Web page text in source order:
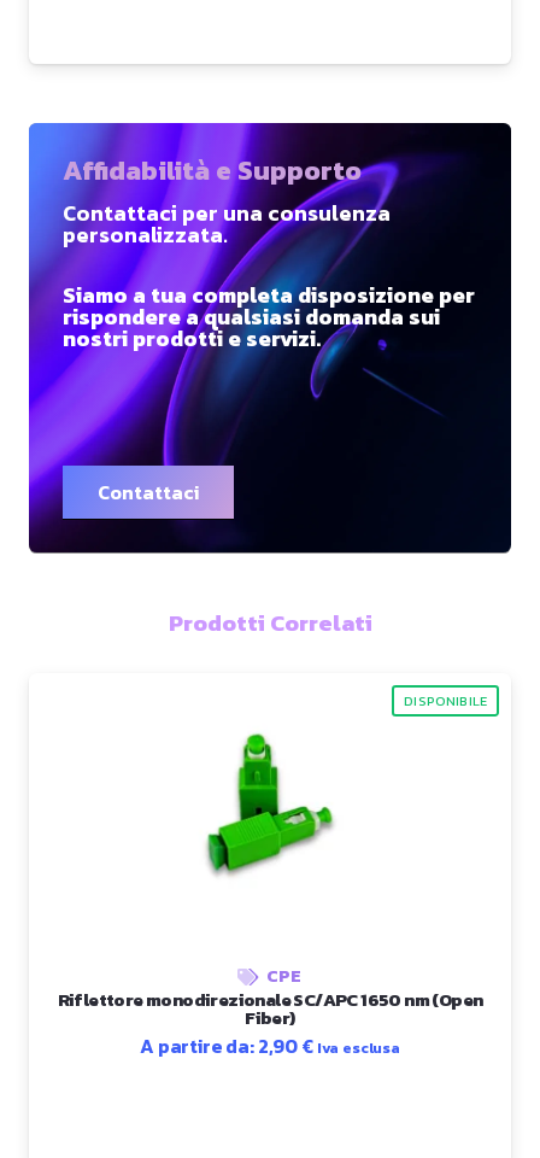
Affidabilità e Supporto
Contattaci per una consulenza
personalizzata.
Siamo a tua completa disposizione per
rispondere a qualsiasi domanda sui
nostri prodotti e servizi.
Contattaci
Prodotti Correlati
DISPONIBILE
CPE
Riflettore monodirezionale SC/APC 1650 nm (Open
Fiber)
A partire da:2,90€ Iva esclusa